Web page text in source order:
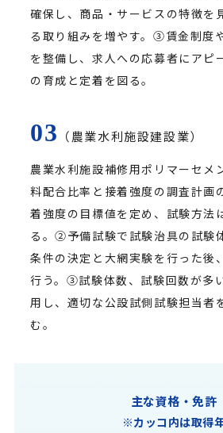
確保し、商品・サービスの特徴を
る取り組みを増やす。③賃金制度
を整備し、求人への応募者にアピ
の育成と定着を図る。
（農業水利施設建設業）
農業水利施設補修用ポリマーセメ
料配合比率と接着強度の調査計
着強度の目標値を定め、試験方法
る。②予備試験で試験治具の試験
条件の決定と大網実験を行った後
行う。③試験体数、試験回数が多
用し、適切な公設試側試験担当者
む。
主な資格・免許
※カッコ内は取得